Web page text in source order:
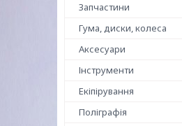
Запчастини
Гума, диски, колеса
Аксесуари
Інструменти
Екіпірування
Поліграфія